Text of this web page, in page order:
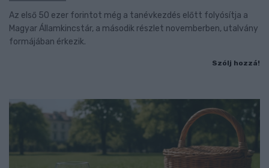
Az első 50 ezer forintot még a tanévkezdés előtt folyósítja a
Magyar Államkincstár, a második részlet novemberben, utalvány
formájában érkezik.
Szólj hozzá!